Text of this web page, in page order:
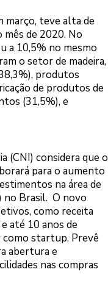
março, teve alta de
mês de 2020. No
a 10,5% no mesmo
o setor de madeira,
produtos
de produtos de
(31,5%), e
(CNI) considera que o
para o aumento
na área de
no Brasil. O novo
como receita
até 10 anos de
como startup. Prevê
abertura e
nas compras